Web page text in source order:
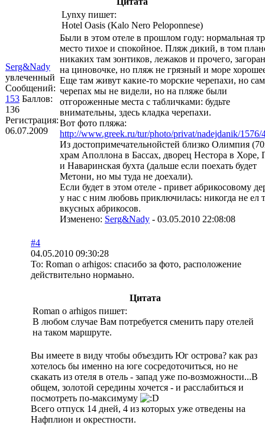
Serg&Nady
увлеченный
Сообщений:
153 Баллов:
136
Регистрация:
06.07.2009
Lynxy пишет:
Hotel Oasis (Kalo Nero Peloponnese)
Были в этом отеле в прошлом году: нормальная
место тихое и спокойное. Пляж дикий, в том
никаких там зонтиков, лежаков и прочего,
на циновочке, но пляж не грязный и море
Еще там живут какие-то морские черепахи, но
черепах мы не видели, но на пляже были
отгороженные места с табличками: будьте
внимательны, здесь кладка черепахи.
Вот фото пляжа:
http://www.greek.ru/tur/photo/privat/nadejdanik/1576/
Из достопримечательнойстей близко Олимпия
храм Аполлона в Бассах, дворец Нестора в Хоре,
и Наваринская бухта (дальше если поехать будет
Метони, но мы туда не доехали).
Если будет в этом отеле - привет абрикосовому
у нас с ним любовь приключилась: никогда не ел
вкусных абрикосов.
Изменено: Serg&Nady - 03.05.2010 22:08:08
#4
04.05.2010 09:30:28
To: Roman o arhigos: спасибо за фото, расположение
действительно нормаьно.
Цитата
Roman o arhigos пишет:
В любом случае Вам потребуется сменить пару отелей
на таком маршруте.
Вы имеете в виду чтобы объездить Юг острова? как раз
хотелось бы именно на юге сосредоточиться, но не
скакать из отеля в отель - запад уже по-возможности...В
общем, золотой середины хочется - и расслабиться и
посмотреть по-максимуму
Всего отпуск 14 дней, 4 из которых уже отведены на
Нафплион и окрестности.